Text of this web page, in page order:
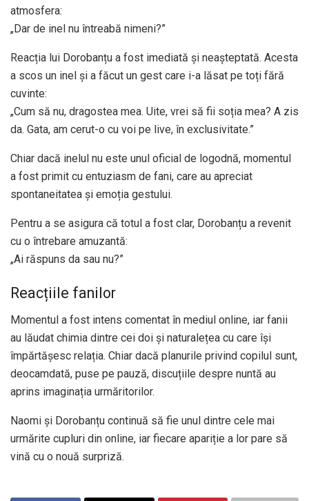
atmosfera:
„Dar de inel nu întreabă nimeni?”
Reacția lui Dorobanțu a fost imediată și neașteptată. Acesta
a scos un inel și a făcut un gest care i-a lăsat pe toți fără
cuvinte:
„Cum să nu, dragostea mea. Uite, vrei să fii soția mea? A zis
da. Gata, am cerut-o cu voi pe live, în exclusivitate.”
Chiar dacă inelul nu este unul oficial de logodnă, momentul
a fost primit cu entuziasm de fani, care au apreciat
spontaneitatea și emoția gestului.
Pentru a se asigura că totul a fost clar, Dorobanțu a revenit
cu o întrebare amuzantă:
„Ai răspuns da sau nu?”
Reacțiile fanilor
Momentul a fost intens comentat în mediul online, iar fanii
au lăudat chimia dintre cei doi și naturalețea cu care își
împărtășesc relația. Chiar dacă planurile privind copilul sunt,
deocamdată, puse pe pauză, discuțiile despre nuntă au
aprins imaginația urmăritorilor.
Naomi și Dorobanțu continuă să fie unul dintre cele mai
urmărite cupluri din online, iar fiecare apariție a lor pare să
vină cu o nouă surpriză.